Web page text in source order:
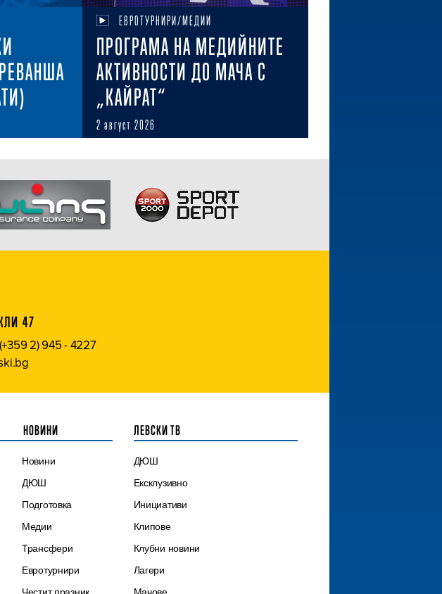
ЕВРОТУРНИРИ/МЕДИИ
ПРОГРАМА НА МЕДИЙНИТЕ
АКТИВНОСТИ ДО МАЧА С
„КАЙРАТ“
2 август 2026
47
2) 945 - 4227
НОВИНИ
Новини
ДЮШ
Подготовка
Медии
Трансфери
Евротурнири
ЛЕВСКИ ТВ
ДЮШ
Ексклузивно
Инициативи
Клипове
Клубни новини
Лагери